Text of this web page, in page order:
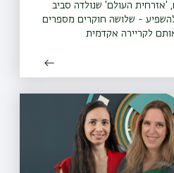
'אזרחית העולם' שנולדה סביב
- שלושה חוקרים מספרים
לקריירה אקדמית